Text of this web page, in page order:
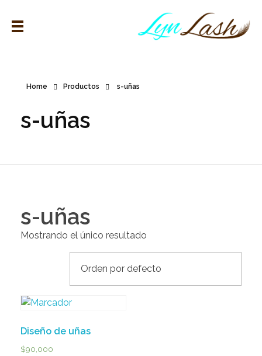
Home Productos s-uñas
s-uñas
s-uñas
Mostrando el único resultado
Diseño de uñas
$90,000